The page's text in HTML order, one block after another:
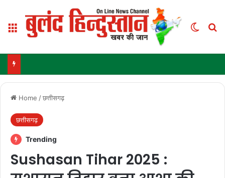
Menu
Home /छत्तीसगढ़
छत्तीसगढ़
Trending
Sushasan Tihar 2025 :